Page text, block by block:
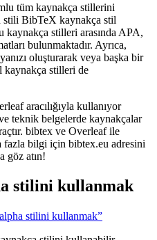
tüm kaynakça stillerini
stili BibTeX kaynakça stil
kaynakça stilleri arasında APA,
bulunmaktadır. Ayrıca,
oluşturarak veya başka bir
kaynakça stilleri de
aracılığıyla kullanıyor
teknik belgelerde kaynakçalar
bibtex ve Overleaf ile
fazla bilgi için bibtex.eu adresini
göz atın!
stilini kullanmak
stilini kullanmak”